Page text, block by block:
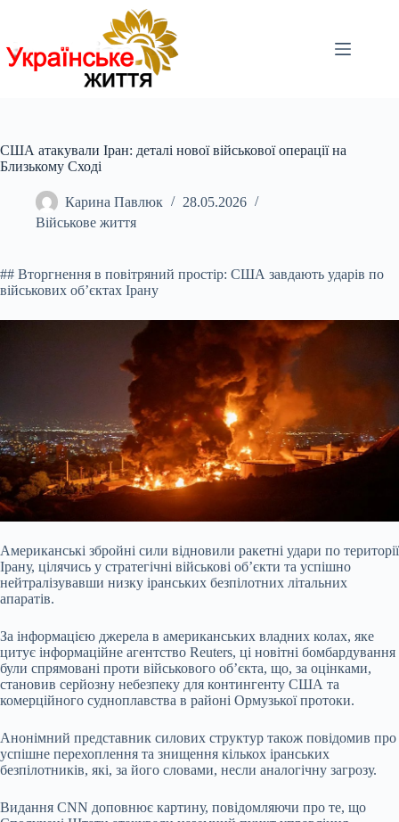
США атакували Іран: деталі нової військової операції на
Близькому Сході
Карина Павлюк
28.05.2026
Військове життя
## Вторгнення в повітряний простір: США завдають ударів по
військових об’єктах Ірану
Американські збройні сили відновили ракетні удари по території
Ірану, цілячись у стратегічні військові об’єкти та успішно
нейтралізувавши низку іранських безпілотних літальних
апаратів.
За інформацією джерела в американських владних колах, яке
цитує інформаційне агентство Reuters, ці новітні бомбардування
були спрямовані проти військового об’єкта, що, за оцінками,
становив серйозну небезпеку для контингенту США та
комерційного судноплавства в районі Ормузької протоки.
Анонімний представник силових структур також повідомив про
успішне перехоплення та знищення кількох іранських
безпілотників, які, за його словами, несли аналогічну загрозу.
Видання CNN доповнює картину, повідомляючи про те, що